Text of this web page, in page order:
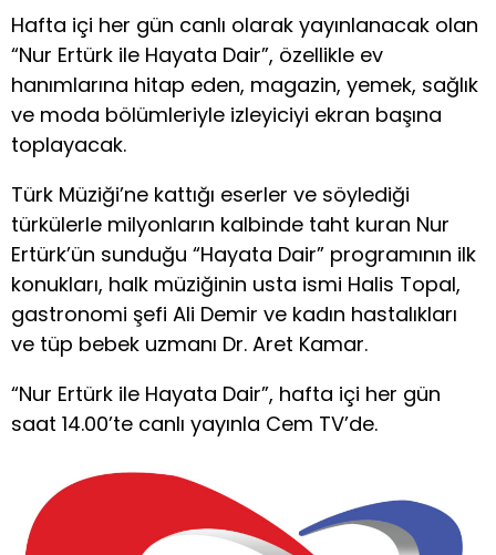
Hafta içi her gün canlı olarak yayınlanacak olan
“Nur Ertürk ile Hayata Dair”, özellikle ev
hanımlarına hitap eden, magazin, yemek, sağlık
ve moda bölümleriyle izleyiciyi ekran başına
toplayacak.
Türk Müziği’ne kattığı eserler ve söylediği
türkülerle milyonların kalbinde taht kuran Nur
Ertürk’ün sunduğu “Hayata Dair” programının ilk
konukları, halk müziğinin usta ismi Halis Topal,
gastronomi şefi Ali Demir ve kadın hastalıkları
ve tüp bebek uzmanı Dr. Aret Kamar.
“Nur Ertürk ile Hayata Dair”, hafta içi her gün
saat 14.00’te canlı yayınla Cem TV’de.